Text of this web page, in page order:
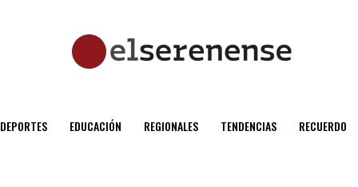
DEPORTES EDUCACIÓN REGIONALES TENDENCIAS RECUERDO